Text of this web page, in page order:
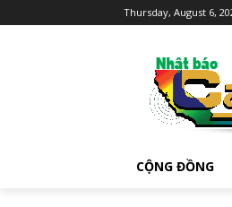
Thursday, August 6,
CỘNG ĐỒNG